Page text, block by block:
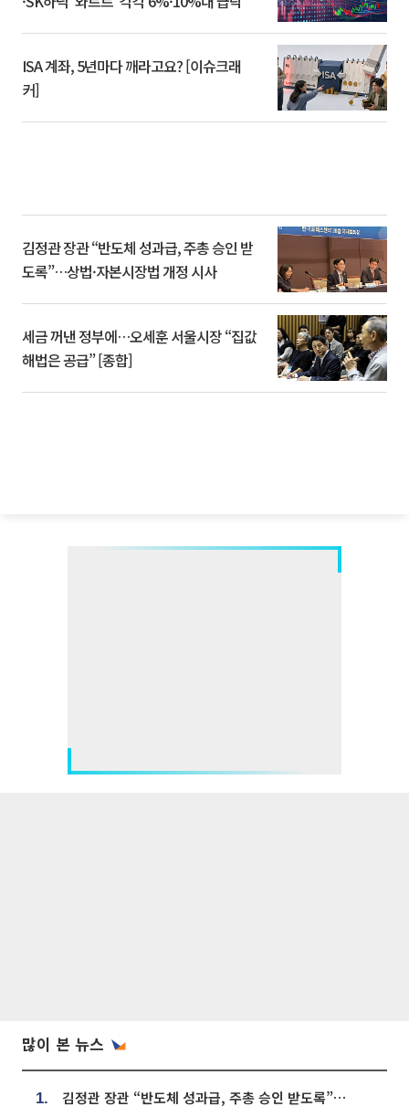
ISA 계좌, 5년마다 깨라고요? [이슈크래
커]
김정관 장관 “반도체 성과급, 주총 승인 받
도록”…상법·자본시장법 개정 시사
세금 꺼낸 정부에…오세훈 서울시장 “집값
해법은 공급” [종합]
많이 본 뉴스
1. 김정관 장관 “반도체 성과급, 주총 승인 받도록”…상법·자본시장법 개정 시사